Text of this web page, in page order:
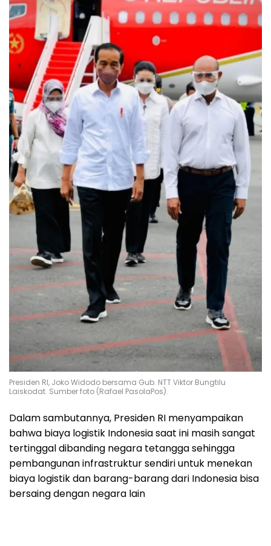
Presiden RI, Joko Widodo bersama Gub. NTT Viktor Bungtilu
Laiskodat. Sumber foto (Rafael PasolaPos).
Dalam sambutannya, Presiden RI menyampaikan
bahwa biaya logistik Indonesia saat ini masih sangat
tertinggal dibanding negara tetangga sehingga
pembangunan infrastruktur sendiri untuk menekan
biaya logistik dan barang-barang dari Indonesia bisa
bersaing dengan negara lain